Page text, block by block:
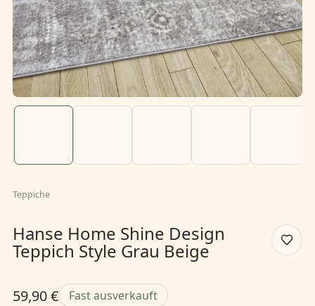
Teppiche
Hanse Home Shine Design
Teppich Style Grau Beige
59,90 € Fast ausverkauft